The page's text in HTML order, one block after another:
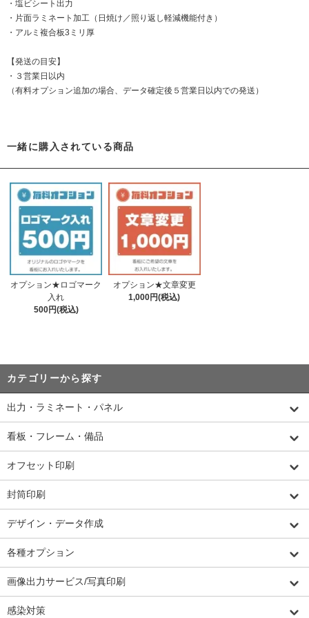
・塩ビシート出力
・片面ラミネート加工（日焼け／照り返し軽減機能付き）
・アルミ複合板3ミリ厚
【発送の目安】
・３営業日以内
（有料オプション追加の場合、データ確定後５営業日以内での発送）
一緒に購入されている商品
オプション★ロゴマーク
入れ
500円(税込)
オプション★文章変更
1,000円(税込)
カテゴリーから探す
出力・ラミネート・パネル
看板・フレーム・備品
オフセット印刷
封筒印刷
デザイン・データ作成
各種オプション
画像出力サービス/写真印刷
感染対策